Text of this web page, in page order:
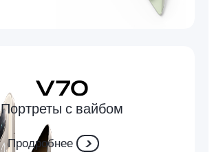
Портреты с вайбом
Продробнее